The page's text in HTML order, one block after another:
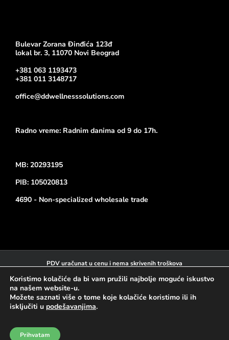
Bulevar Zorana Đinđića 123đ
lokal br. 3, 11070 Novi Beograd
+381 063 1193473
+381 011 3148717
office@ddwellnesssolutions.com
Radno vreme: Radnim danima od 9 do 17h.
MB: 20293195
PIB: 105020813
4690 - Non-specialized wholesale trade
PDV uračunat u cenu i nema skrivenih troškova
Koristimo kolačiće da bi vam pružili najbolje moguće iskustvo
na našem website-u.
Možete saznati više o tome koje kolačiće koristimo ili ih
isključiti u podešavanjima.
Prihvatam